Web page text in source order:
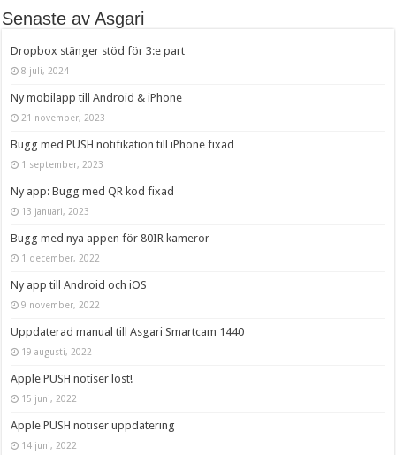
Senaste av Asgari
Dropbox stänger stöd för 3:e part
8 juli, 2024
Ny mobilapp till Android & iPhone
21 november, 2023
Bugg med PUSH notifikation till iPhone fixad
1 september, 2023
Ny app: Bugg med QR kod fixad
13 januari, 2023
Bugg med nya appen för 80IR kameror
1 december, 2022
Ny app till Android och iOS
9 november, 2022
Uppdaterad manual till Asgari Smartcam 1440
19 augusti, 2022
Apple PUSH notiser löst!
15 juni, 2022
Apple PUSH notiser uppdatering
14 juni, 2022